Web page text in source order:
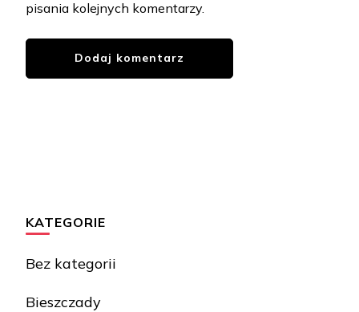
pisania kolejnych komentarzy.
KATEGORIE
Bez kategorii
Bieszczady